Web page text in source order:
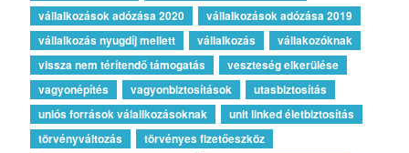
vállalkozások adózása 2020
vállalkozások adózása 2019
vállalkozás nyugdíj mellett
vállalkozás
vállakozóknak
vissza nem térítendő támogatás
veszteség elkerülése
vagyonépítés
vagyonbiztosítások
utasbiztosítás
uniós források válallkozásoknak
unit linked életbiztosítás
törvényváltozás
törvényes fizetőeszköz